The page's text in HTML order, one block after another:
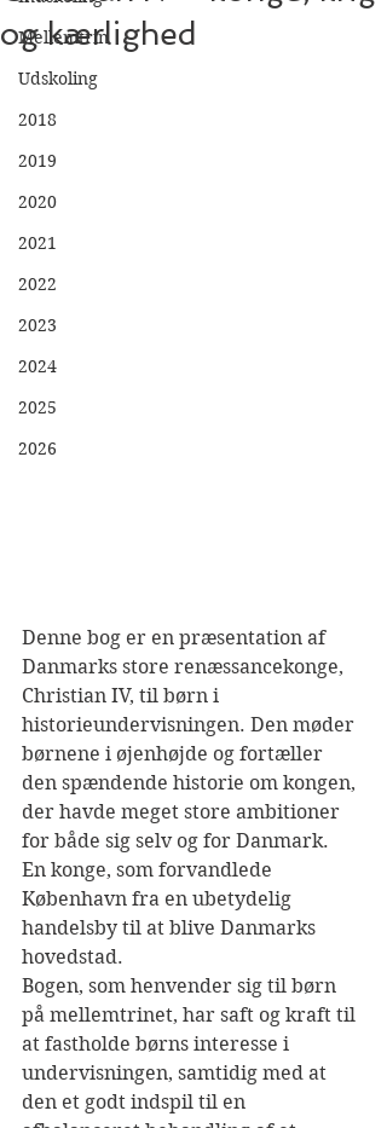
Mellemtrin
Udskoling
2018
2019
2020
2021
2022
2023
2024
2025
2026
og kærlighed
Denne bog er en præsentation af
Danmarks store renæssancekonge,
Christian IV, til børn i
historieundervisningen. Den møder
børnene i øjenhøjde og fortæller
den spændende historie om kongen,
der havde meget store ambitioner
for både sig selv og for Danmark.
En konge, som forvandlede
København fra en ubetydelig
handelsby til at blive Danmarks
hovedstad.
Bogen, som henvender sig til børn
på mellemtrinet, har saft og kraft til
at fastholde børns interesse i
undervisningen, samtidig med at
den et godt indspil til en